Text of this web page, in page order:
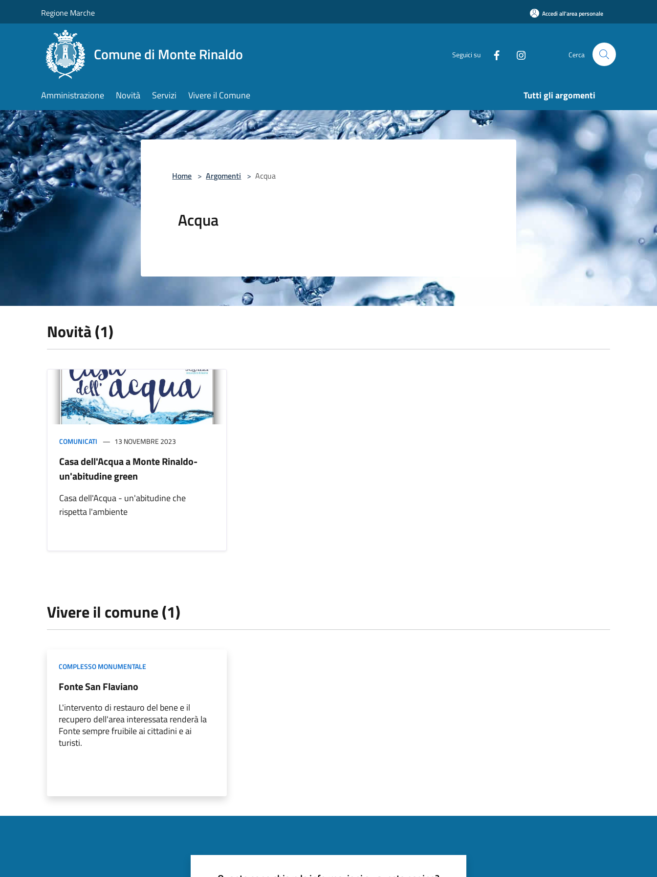
Regione Marche Accedi all'area personale
Comune di Monte Rinaldo Seguici su Cerca
Amministrazione Novità Servizi Vivere il Comune Tutti gli argomenti
Home > Argomenti > Acqua
Acqua
Novità (1)
COMUNICATI 13 NOVEMBRE 2023
Casa dell'Acqua a Monte Rinaldo-
un'abitudine green
Casa dell'Acqua - un'abitudine che
rispetta l'ambiente
Vivere il comune (1)
COMPLESSO MONUMENTALE
Fonte San Flaviano
L'intervento di restauro del bene e il
recupero dell'area interessata renderà la
Fonte sempre fruibile ai cittadini e ai
turisti.